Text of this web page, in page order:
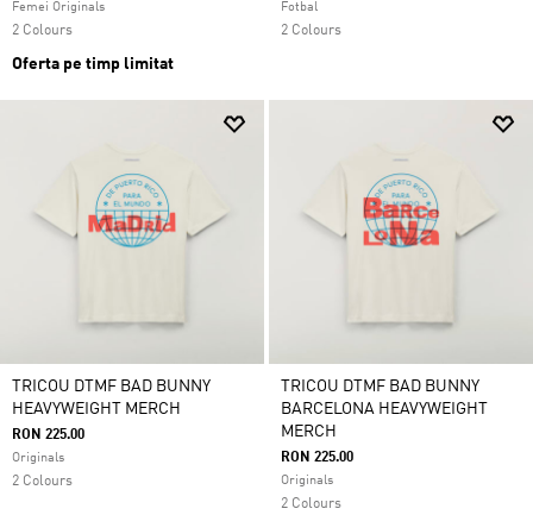
Femei Originals
2 Colours
Oferta pe timp limitat
Fotbal
2 Colours
TRICOU DTMF BAD BUNNY
HEAVYWEIGHT MERCH
RON 225.00
Originals
2 Colours
TRICOU DTMF BAD BUNNY
BARCELONA HEAVYWEIGHT
MERCH
RON 225.00
Originals
2 Colours